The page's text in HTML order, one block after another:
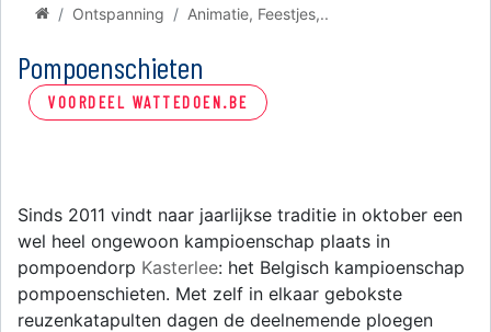
Ontspanning Animatie, Feestjes,..
Pompoenschieten
VOORDEEL WATTEDOEN.BE
Sinds 2011 vindt naar jaarlijkse traditie in oktober een
wel heel ongewoon kampioenschap plaats in
pompoendorp Kasterlee: het Belgisch kampioenschap
pompoenschieten. Met zelf in elkaar gebokste
reuzenkatapulten dagen de deelnemende ploegen